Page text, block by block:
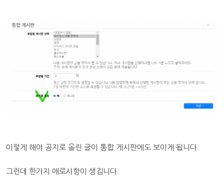
이렇게 해야 공지로 올린 글이 통합 게시판에도 보이게 됩니다.
그런데 한가지 애로사항이 생깁니다.